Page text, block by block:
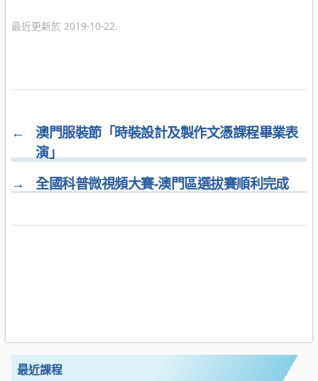
最近更新於 2019-10-22.
←
澳門服裝節「時裝設計及製作文憑課程畢業表
演」
→
全國科普微視頻大賽-澳門區選拔賽順利完成
最近課程